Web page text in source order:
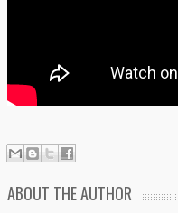
ABOUT THE AUTHOR